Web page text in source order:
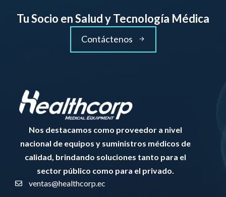
Tu Socio en Salud y Tecnología Médica
Contáctenos
Nos destacamos como proveedor a nivel
nacional de equipos y suministros médicos de
calidad, brindando soluciones tanto para el
sector público como para el privado.
ventas@healthcorp.ec